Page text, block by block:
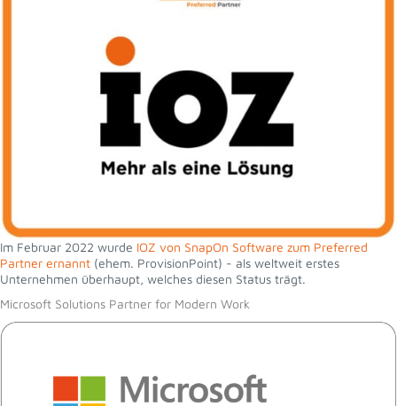
Im Februar 2022 wurde IOZ von SnapOn Software zum Preferred
Partner ernannt (ehem. ProvisionPoint) - als weltweit erstes
Unternehmen überhaupt, welches diesen Status trägt.
Microsoft Solutions Partner for Modern Work